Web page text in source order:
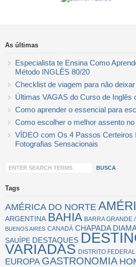
As últimas
Especialista te Ensina Como
Método INGLÊS 80/20
Checklist de viagem para não
Últimas VAGAS do Curso de Inglês
Como aprender o essencial para
Como escolher o melhor assento no
VÍDEO com Os 4 Passos Certeiros
Fotografias Sensacionais
Tags
AMÉRICA DO NORTE
ARGENTINA BAHIA BARRA GRANDE
BUENOS AIRES CANADÁ CHAPADA
SAUÍPE DESTAQUES
VARIADAS DISTRITO FEDERAL
EUROPA GASTRONOMIA